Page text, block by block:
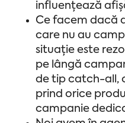
influențează
Ce facem dacă
care nu au
situație este
pe lângă
de tip catch-all,
prind orice
campanie